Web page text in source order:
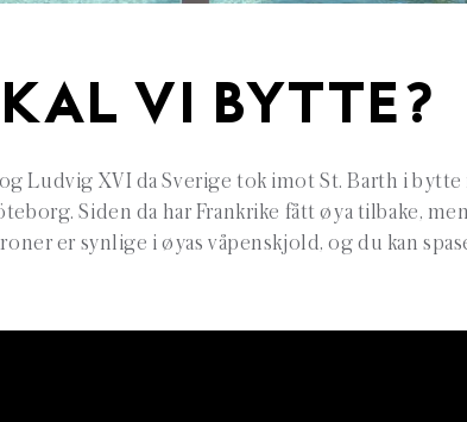
VI BYTTE?
og Ludvig XVI da Sverige tok imot St. Barth i
Siden da har Frankrike fått øya tilbake,
er synlige i øyas våpenskjold, og du kan